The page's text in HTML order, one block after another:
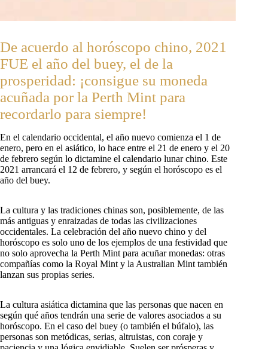
De acuerdo al horóscopo chino, 2021
FUE el año del buey, el de la
prosperidad: ¡consigue su moneda
acuñada por la Perth Mint para
recordarlo para siempre!
En el calendario occidental, el año nuevo comienza el 1 de
enero, pero en el asiático, lo hace entre el 21 de enero y el 20
de febrero según lo dictamine el calendario lunar chino. Este
2021 arrancará el 12 de febrero, y según el horóscopo es el
año del buey.
La cultura y las tradiciones chinas son, posiblemente, de las
más antiguas y enraizadas de todas las civilizaciones
occidentales. La celebración del año nuevo chino y del
horóscopo es solo uno de los ejemplos de una festividad que
no solo aprovecha la Perth Mint para acuñar monedas: otras
compañías como la Royal Mint y la Australian Mint también
lanzan sus propias series.
La cultura asiática dictamina que las personas que nacen en
según qué años tendrán una serie de valores asociados a su
horóscopo. En el caso del buey (o también el búfalo), las
personas son metódicas, serias, altruistas, con coraje y